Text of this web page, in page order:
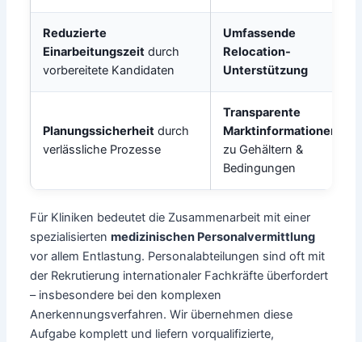
Reduzierte
Einarbeitungszeit durch
vorbereitete Kandidaten
Umfassende
Relocation-
Unterstützung
Planungssicherheit durch
verlässliche Prozesse
Transparente
Marktinformationen
zu Gehältern &
Bedingungen
Für Kliniken bedeutet die Zusammenarbeit mit einer
spezialisiertenmedizinischen Personalvermittlung
vor allem Entlastung. Personalabteilungen sind oft mit
der Rekrutierung internationaler Fachkräfte überfordert
– insbesondere bei den komplexen
Anerkennungsverfahren. Wir übernehmen diese
Aufgabe komplett und liefern vorqualifizierte,